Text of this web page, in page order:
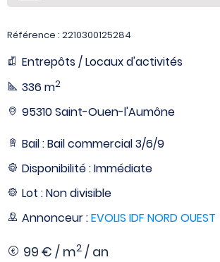
Référence : 2210300125284
Entrepôts / Locaux d'activités
336 m2
95310 Saint-Ouen-l'Aumône
Bail : Bail commercial 3/6/9
Disponibilité : Immédiate
Lot : Non divisible
Annonceur :EVOLIS IDF NORD OUEST
99 € / m2 / an